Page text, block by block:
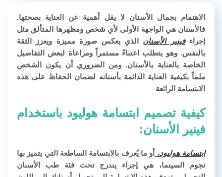
الاهتمام بجمال الأسنان لا يقل أهمية عن العناية بصحتها.
فالأسنان هي الواجهة الأولى لأي شخص ومظهرها المتألق مثل
إجراءفينير الأسنان الذي يعكس صورة مميزة ويعزز الثقة
بالنفس. وهو يتطلب اعتناءً مستمراً ومراعاة لبعض التفاصيل
الخاصة بالعناية بالأسنان. ومن الضروري أن يكون الشخص
ملماً بكيفية العناية الدائمة بأسنانه لضمان الحفاظ على هذه
الابتسامة الرائعة
كيفية تصميم ابتسامة هوليود باستخدام
فينير الأسنان:
ابتسامة هوليود، أو ما يُعرف بالابتسامة الساطعة التي يتميز بها
نجوم السينما، هي إجراء يندرج تحت فئة طب الأسنان